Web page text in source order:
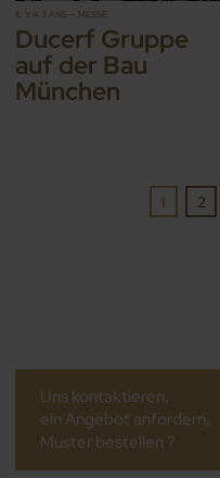
IL Y A 3 ANS — MESSE
Ducerf Gruppe
auf der Bau
München
1 2
Uns kontaktieren,
ein Angebot anfordern,
Muster bestellen ?